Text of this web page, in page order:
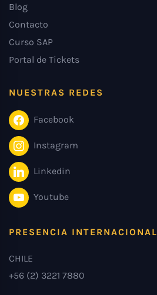
Blog
Contacto
Curso SAP
Portal de Tickets
NUESTRAS REDES
Facebook
Instagram
Linkedin
Youtube
PRESENCIA INTERNACIONAL
CHILE
+56 (2) 3221 7880